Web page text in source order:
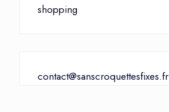
shopping
contact@sanscroquettesfixes.fr